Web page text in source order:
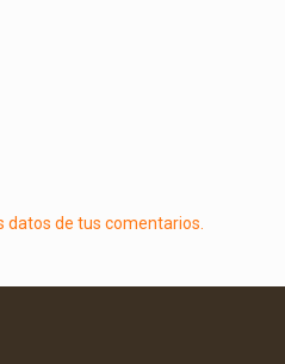
datos de tus comentarios.